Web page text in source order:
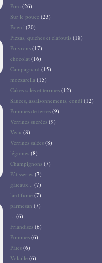
Porc (26)
Sur le pouce (23)
Boeuf (20)
Pizzas, quiches et clafoutis (18)
Poivrons (17)
chocolat (16)
Campagnard (15)
mozzarella (15)
Cakes salés et terrines (12)
Sauces, assaisonnements, condi (12)
Pommes de terres (9)
Verrines sucrées (9)
Veau (8)
Verrines salées (8)
légumes (8)
Champignons (7)
Pâtisseries (7)
gâteaux... (7)
lard fumé (7)
parmesan (7)
... (6)
Friandises (6)
Pommes (6)
Pâtes (6)
Volaille (6)